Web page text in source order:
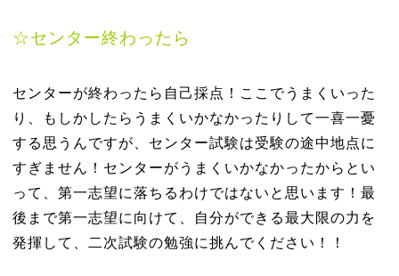
☆センター終わったら
センターが終わったら自己採点！ここでうまくいった
り、もしかしたらうまくいかなかったりして一喜一憂
する思うんですが、センター試験は受験の途中地点に
すぎません！センターがうまくいかなかったからとい
って、第一志望に落ちるわけではないと思います！最
後まで第一志望に向けて、自分ができる最大限の力を
発揮して、二次試験の勉強に挑んでください！！